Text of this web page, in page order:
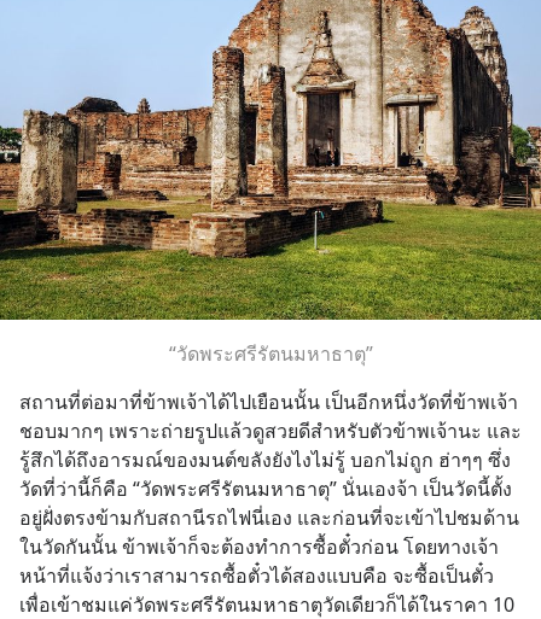
“วัดพระศรีรัตนมหาธาตุ”
สถานที่ต่อมาที่ข้าพเจ้าได้ไปเยือนนั้น เป็นอีกหนึ่งวัดที่ข้าพเจ้า
ชอบมากๆ เพราะถ่ายรูปแล้วดูสวยดีสำหรับตัวข้าพเจ้านะ และ
รู้สึกได้ถึงอารมณ์ของมนต์ขลังยังไงไม่รู้ บอกไม่ถูก ฮ่าๆๆ ซึ่ง
วัดที่ว่านี้ก็คือ “วัดพระศรีรัตนมหาธาตุ” นั่นเองจ้า เป็นวัดนี้ตั้ง
อยู่ฝั่งตรงข้ามกับสถานีรถไฟนี่เอง และก่อนที่จะเข้าไปชมด้าน
ในวัดกันนั้น ข้าพเจ้าก็จะต้องทำการซื้อตั๋วก่อน โดยทางเจ้า
หน้าที่แจ้งว่าเราสามารถซื้อตั๋วได้สองแบบคือ จะซื้อเป็นตั๋ว
เพื่อเข้าชมแค่วัดพระศรีรัตนมหาธาตุวัดเดียวก็ได้ในราคา 10